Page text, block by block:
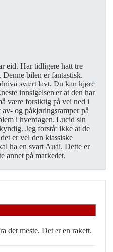
eid. Har tidligere hatt tre
Denne bilen er fantastisk.
svært lavt. Du kan kjøre
innsigelsen er at den har
være forsiktig på vei ned i
og påkjøringsramper på
i hverdagen. Lucid sin
Jeg forstår ikke at de
er vel den klassiske
ha en svart Audi. Dette er
annet på markedet.
det meste. Det er en rakett.